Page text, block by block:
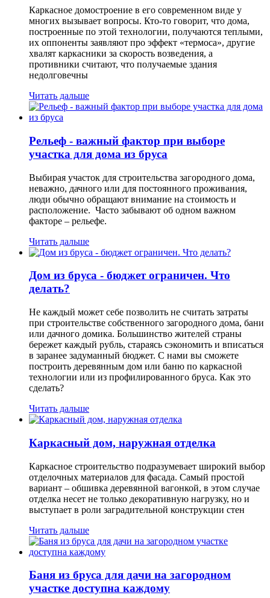
Каркасное домостроение в его современном виде у
многих вызывает вопросы. Кто-то говорит, что дома,
построенные по этой технологии, получаются теплыми,
их оппоненты заявляют про эффект «термоса», другие
хвалят каркасники за скорость возведения, а
противники считают, что получаемые здания
недолговечны
Читать дальше
Рельеф - важный фактор при выборе
участка для дома из бруса
Выбирая участок для строительства загородного дома,
неважно, дачного или для постоянного проживания,
люди обычно обращают внимание на стоимость и
расположение. Часто забывают об одном важном
факторе – рельефе.
Читать дальше
Дом из бруса - бюджет ограничен. Что
делать?
Не каждый может себе позволить не считать затраты
при строительстве собственного загородного дома, бани
или дачного домика. Большинство жителей страны
бережет каждый рубль, стараясь сэкономить и вписаться
в заранее задуманный бюджет. С нами вы сможете
построить деревянным дом или баню по каркасной
технологии или из профилированного бруса. Как это
сделать?
Читать дальше
Каркасный дом, наружная отделка
Каркасное строительство подразумевает широкий выбор
отделочных материалов для фасада. Самый простой
вариант – обшивка деревянной вагонкой, в этом случае
отделка несет не только декоративную нагрузку, но и
выступает в роли заградительной конструкции стен
Читать дальше
Баня из бруса для дачи на загородном
участке доступна каждому